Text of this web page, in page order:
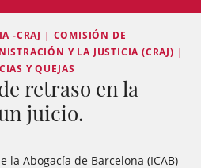
-CRAJ | COMISIÓN DE
Y LA JUSTICIA (CRAJ) |
Y QUEJAS
retraso en la
juicio.
la Abogacía de Barcelona (ICAB)